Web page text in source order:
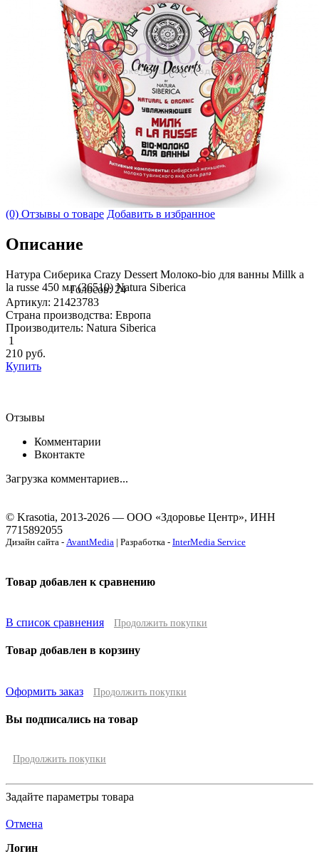
(0) Отзывы о товаре Добавить в избранное
Описание
Натура Сиберика Crazy Dessert Молоко-bio для ванны Millk a
la russe 450 мл (36510) Natura Siberica
Голосов: 24
Артикул: 21423783
Страна производства: Европа
Производитель: Natura Siberica
1
210 руб.
Купить
Отзывы
Комментарии
Вконтакте
Загрузка комментариев...
© Krasotia, 2013-2026 — ООО «Здоровье Центр», ИНН
7715892055
Дизайн сайта - AvantMedia | Разработка - InterMedia Service
Товар добавлен к сравнению
В список сравнения Продолжить покупки
Товар добавлен в корзину
Оформить заказ Продолжить покупки
Вы подписались на товар
Продолжить покупки
Задайте параметры товара
Отмена
Логин